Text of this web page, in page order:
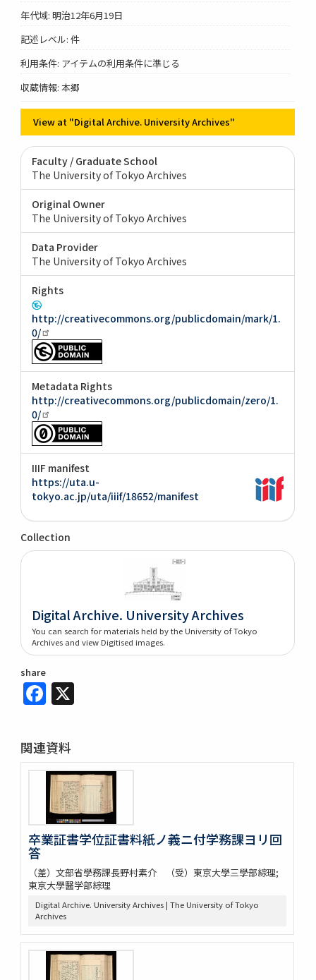
年代域: 明治12年6月19日
記述レベル: 件
利用条件: アイテムの利用条件に準じる
収蔵情報: 本郷
View at "Digital Archive. University Archives"
Faculty / Graduate School
The University of Tokyo Archives
Original Owner
The University of Tokyo Archives
Data Provider
The University of Tokyo Archives
Rights
http://creativecommons.org/publicdomain/mark/1.
0/
Metadata Rights
http://creativecommons.org/publicdomain/zero/1.
0/
IIIF manifest
https://uta.u-
tokyo.ac.jp/uta/iiif/18652/manifest
Collection
Digital Archive. University Archives
You can search for materials held by the University of Tokyo
Archives and view Digitised images.
share
Facebook
関連資料
卒業証書学位証書料紙ノ義ニ付学務課ヨリ回
答
（差）文部省學務課長野村素介 （受）東京大學三學部綜理;
東京大學醫学部綜理
Digital Archive. University Archives | The University of Tokyo
Archives